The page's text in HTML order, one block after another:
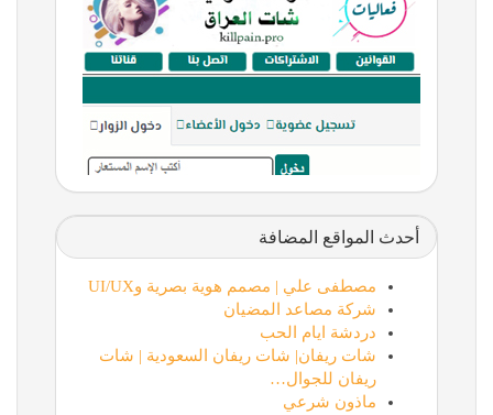
أحدث المواقع المضافة
مصطفى علي | مصمم هوية بصرية وUI/UX
شركة مصاعد المضيان
دردشة ايام الحب
شات ريفان| شات ريفان السعودية | شات
ريفان للجوال…
ماذون شرعي